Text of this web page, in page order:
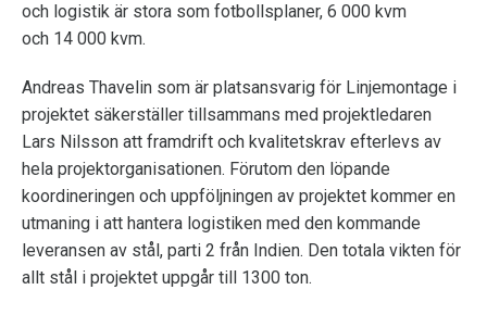
och logistik är stora som fotbollsplaner, 6 000 kvm
och 14 000 kvm.
Andreas Thavelin som är platsansvarig för Linjemontage i
projektet säkerställer tillsammans med projektledaren
Lars Nilsson att framdrift och kvalitetskrav efterlevs av
hela projektorganisationen. Förutom den löpande
koordineringen och uppföljningen av projektet kommer en
utmaning i att hantera logistiken med den kommande
leveransen av stål, parti 2 från Indien. Den totala vikten för
allt stål i projektet uppgår till 1300 ton.